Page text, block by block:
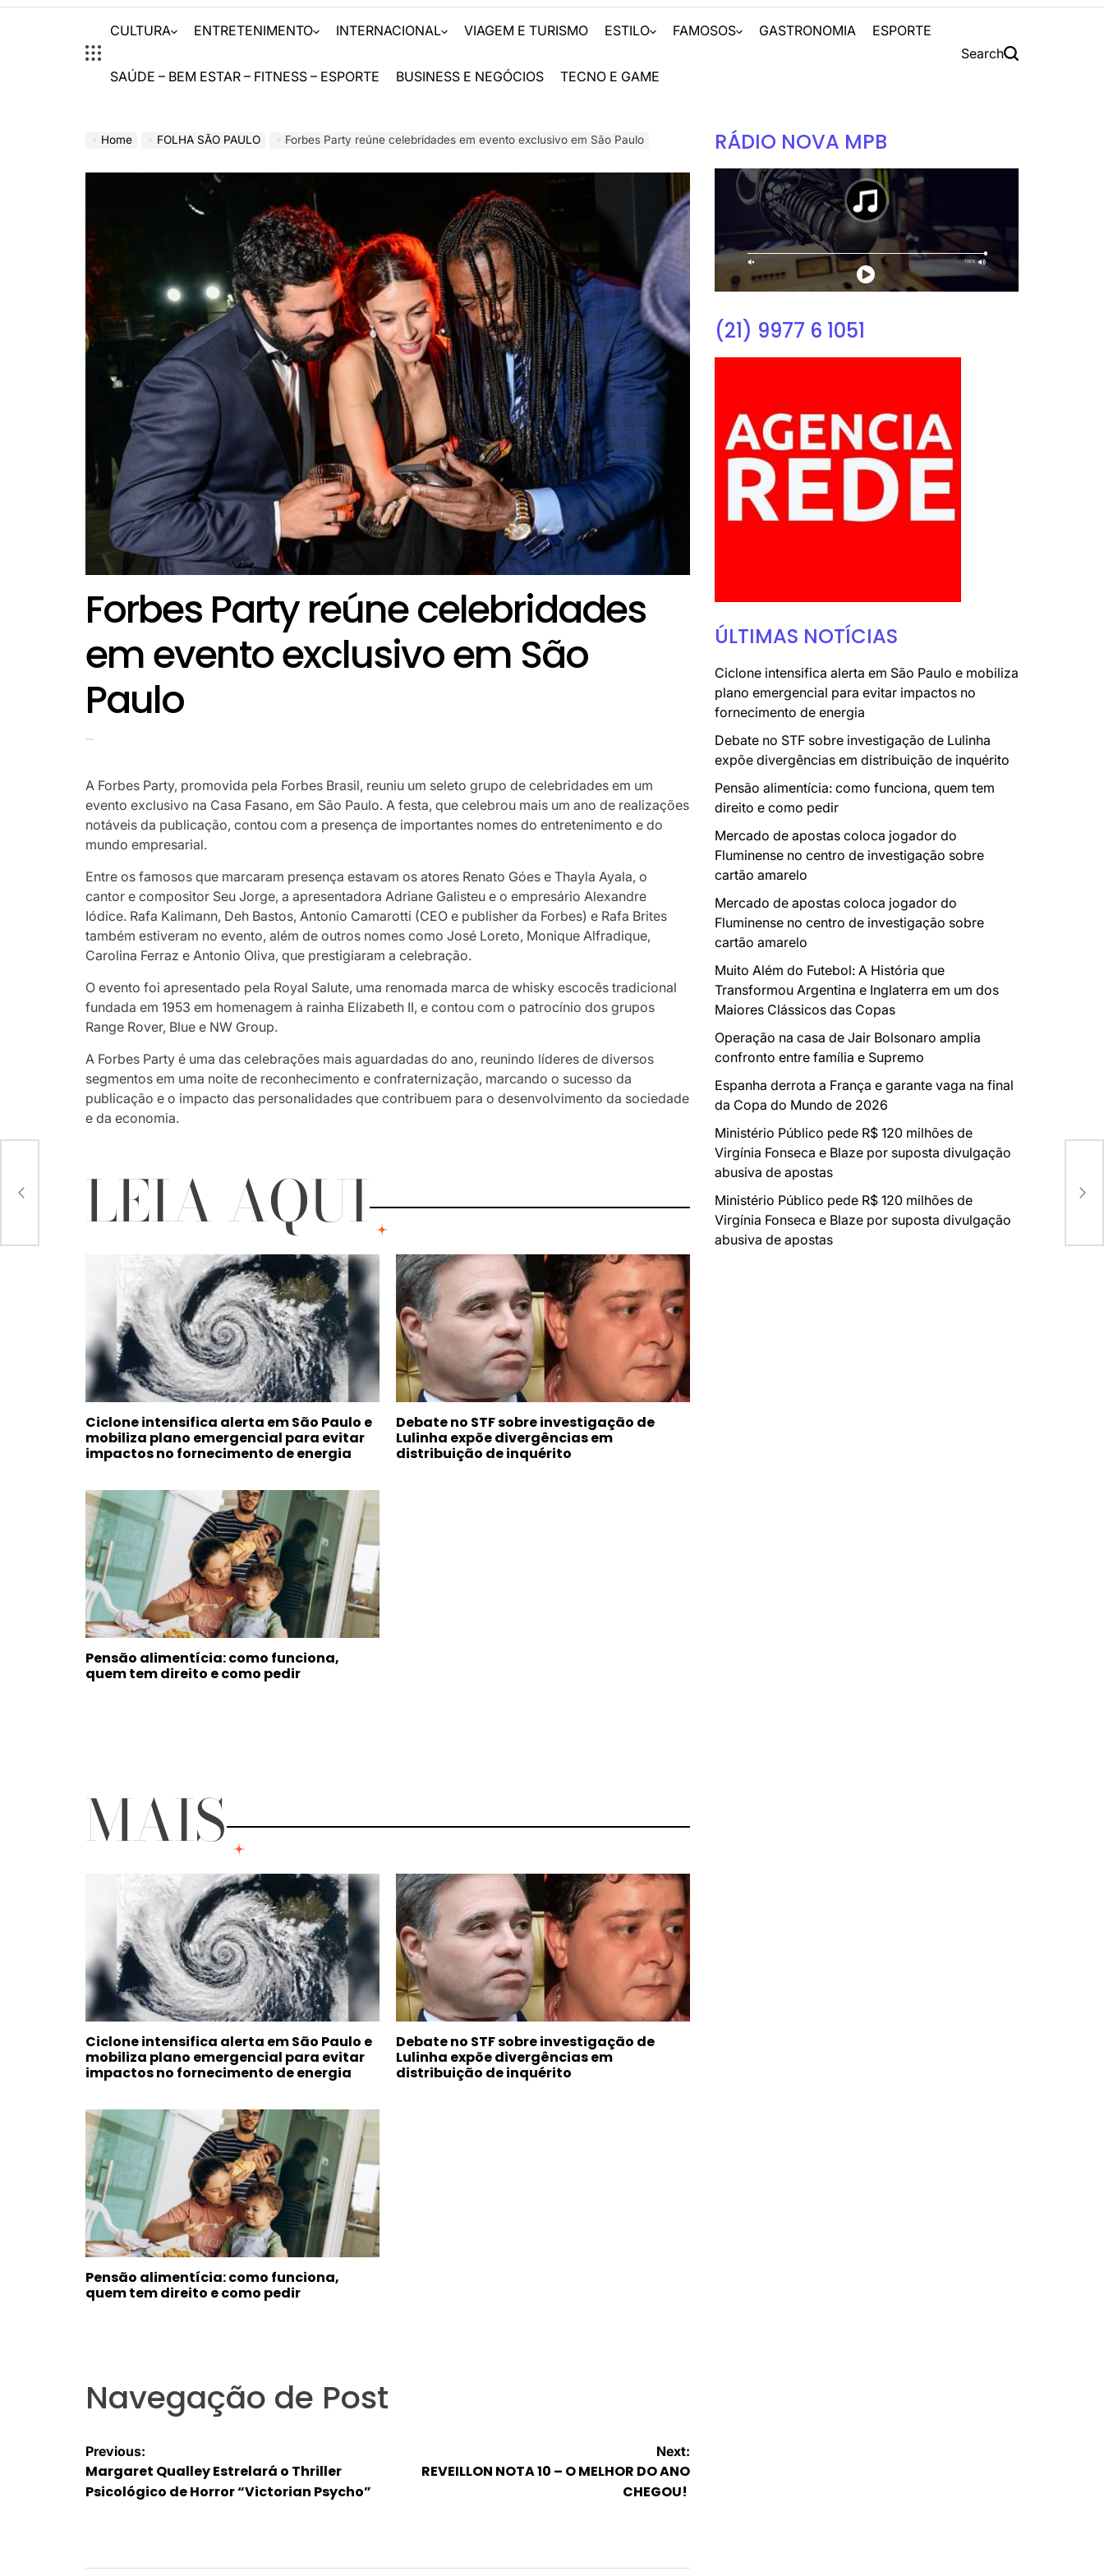
CULTURA ENTRETENIMENTO INTERNACIONAL VIAGEM E TURISMO ESTILO FAMOSOS GASTRONOMIA ESPORTE
SAÚDE – BEM ESTAR – FITNESS – ESPORTE BUSINESS E NEGÓCIOS TECNO E GAME
Search
Home FOLHA SÃO PAULO Forbes Party reúne celebridades em evento exclusivo em São Paulo
Forbes Party reúne celebridades
em evento exclusivo em São
Paulo
A Forbes Party, promovida pela Forbes Brasil, reuniu um seleto grupo de celebridades em um
evento exclusivo na Casa Fasano, em São Paulo. A festa, que celebrou mais um ano de realizações
notáveis da publicação, contou com a presença de importantes nomes do entretenimento e do
mundo empresarial.
Entre os famosos que marcaram presença estavam os atores Renato Góes e Thayla Ayala, o
cantor e compositor Seu Jorge, a apresentadora Adriane Galisteu e o empresário Alexandre
Iódice. Rafa Kalimann, Deh Bastos, Antonio Camarotti (CEO e publisher da Forbes) e Rafa Brites
também estiveram no evento, além de outros nomes como José Loreto, Monique Alfradique,
Carolina Ferraz e Antonio Oliva, que prestigiaram a celebração.
O evento foi apresentado pela Royal Salute, uma renomada marca de whisky escocês tradicional
fundada em 1953 em homenagem à rainha Elizabeth II, e contou com o patrocínio dos grupos
Range Rover, Blue e NW Group.
A Forbes Party é uma das celebrações mais aguardadas do ano, reunindo líderes de diversos
segmentos em uma noite de reconhecimento e confraternização, marcando o sucesso da
publicação e o impacto das personalidades que contribuem para o desenvolvimento da sociedade
e da economia.
LEIA AQUI
Ciclone intensifica alerta em São Paulo e
mobiliza plano emergencial para evitar
impactos no fornecimento de energia
Debate no STF sobre investigação de
Lulinha expõe divergências em
distribuição de inquérito
Pensão alimentícia: como funciona,
quem tem direito e como pedir
MAIS
Ciclone intensifica alerta em São Paulo e
mobiliza plano emergencial para evitar
impactos no fornecimento de energia
Debate no STF sobre investigação de
Lulinha expõe divergências em
distribuição de inquérito
Pensão alimentícia: como funciona,
quem tem direito e como pedir
DO
Navegação de Post
Previous:
Margaret Qualley Estrelará o Thriller
Psicológico de Horror “Victorian Psycho”
Next:
REVEILLON NOTA 10 – O MELHOR DO ANO
CHEGOU!
RÁDIO NOVA MPB
(21) 9977 6 1051
ÚLTIMAS NOTÍCIAS
Ciclone intensifica alerta em São Paulo e mobiliza
plano emergencial para evitar impactos no
fornecimento de energia
Debate no STF sobre investigação de Lulinha
expõe divergências em distribuição de inquérito
Pensão alimentícia: como funciona, quem tem
direito e como pedir
Mercado de apostas coloca jogador do
Fluminense no centro de investigação sobre
cartão amarelo
Mercado de apostas coloca jogador do
Fluminense no centro de investigação sobre
cartão amarelo
Muito Além do Futebol: A História que
Transformou Argentina e Inglaterra em um dos
Maiores Clássicos das Copas
Operação na casa de Jair Bolsonaro amplia
confronto entre família e Supremo
Espanha derrota a França e garante vaga na final
da Copa do Mundo de 2026
Ministério Público pede R$ 120 milhões de
Virgínia Fonseca e Blaze por suposta divulgação
abusiva de apostas
Ministério Público pede R$ 120 milhões de
Virgínia Fonseca e Blaze por suposta divulgação
abusiva de apostas